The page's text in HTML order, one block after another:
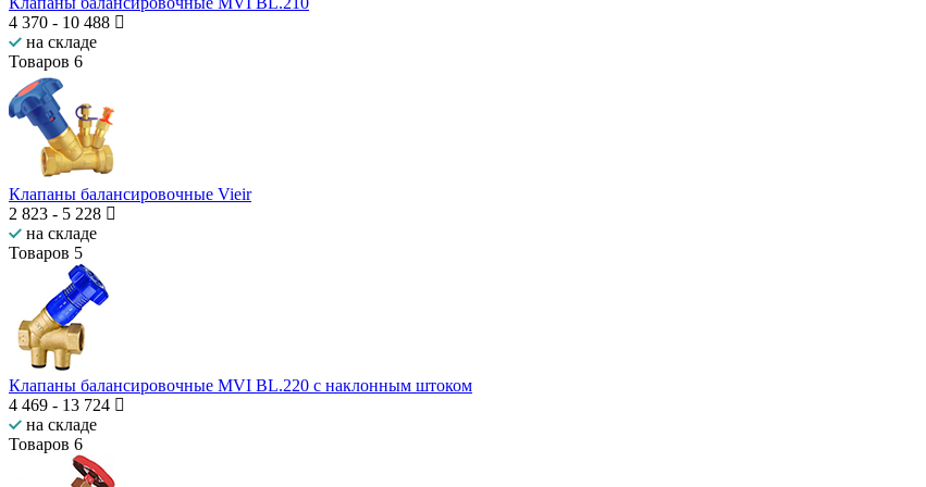
4 370 - 10 488
на складе
Товаров 6
Клапаны балансировочные Vieir
2 823 - 5 228
на складе
Товаров 5
Клапаны балансировочные MVI BL.220 с наклонным штоком
4 469 - 13 724
на складе
Товаров 6